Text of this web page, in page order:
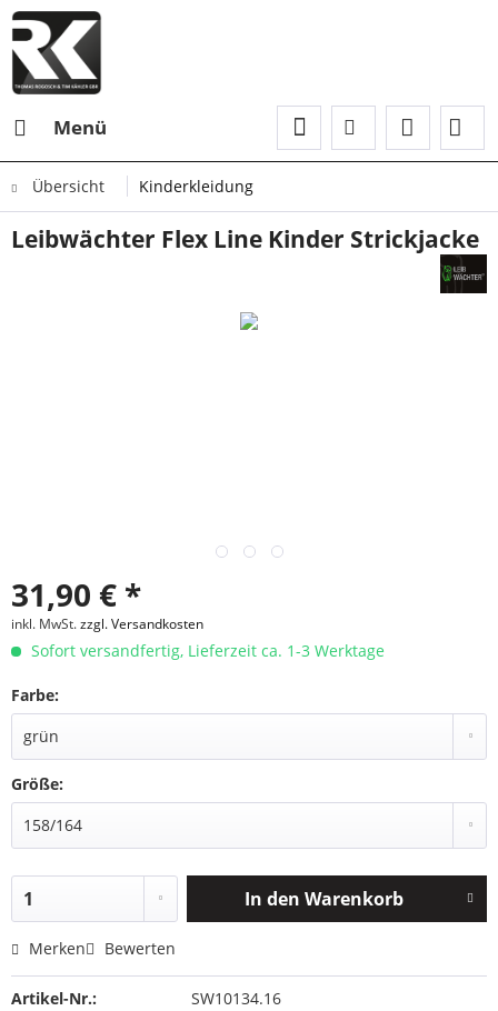
Menü
Übersicht Kinderkleidung
Leibwächter Flex Line Kinder Strickjacke
31,90 € *
inkl. MwSt.zzgl. Versandkosten
Sofort versandfertig, Lieferzeit ca. 1-3 Werktage
Farbe:
Größe:
In den Warenkorb
Merken Bewerten
Artikel-Nr.:
SW10134.16